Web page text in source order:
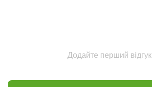
Додайте перший відгук